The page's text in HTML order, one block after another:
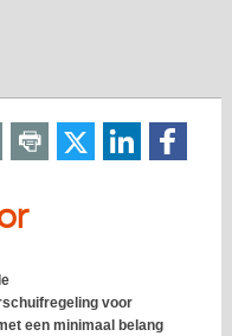
voor
een minimaal belang